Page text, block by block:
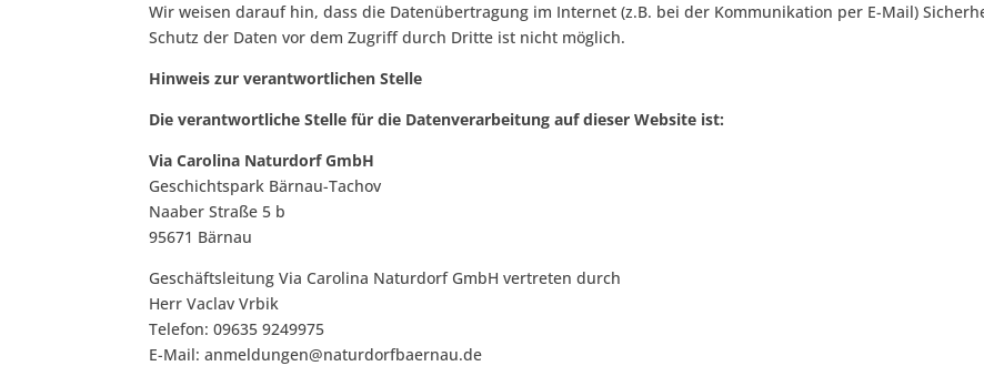
Wir weisen darauf hin, dass die Datenübertragung im Internet (z.B. bei der Kommunikation per E-Mail)
Schutz der Daten vor dem Zugriff durch Dritte ist nicht möglich.
Hinweis zur verantwortlichen Stelle
Die verantwortliche Stelle für die Datenverarbeitung auf dieser Website ist:
Via Carolina Naturdorf GmbH
Geschichtspark Bärnau-Tachov
Naaber Straße 5 b
95671 Bärnau
Geschäftsleitung Via Carolina Naturdorf GmbH vertreten durch
Herr Vaclav Vrbik
Telefon: 09635 9249975
E-Mail: anmeldungen@naturdorfbaernau.de